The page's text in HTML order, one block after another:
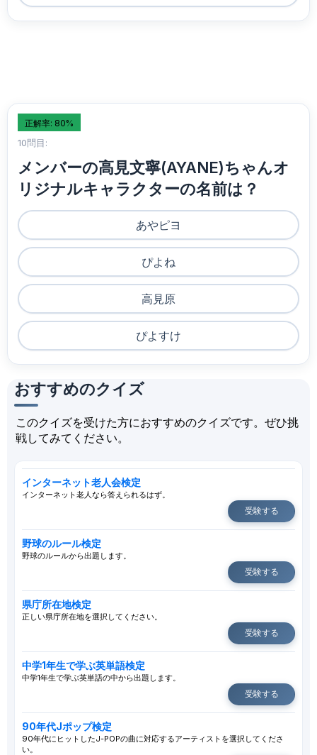
正解率: 80%
10問目:
メンバーの高見文寧(AYANE)ちゃんオ
リジナルキャラクターの名前は？
あやピヨ
ぴよね
高見原
ぴよすけ
おすすめのクイズ
このクイズを受けた方におすすめのクイズです。ぜひ挑
戦してみてください。
インターネット老人会検定
インターネット老人なら答えられるはず。
受験する
野球のルール検定
野球のルールから出題します。
受験する
県庁所在地検定
正しい県庁所在地を選択してください。
受験する
中学1年生で学ぶ英単語検定
中学1年生で学ぶ英単語の中から出題します。
受験する
90年代Jポップ検定
90年代にヒットしたJ-POPの曲に対応するアーティストを選択してくださ
い。